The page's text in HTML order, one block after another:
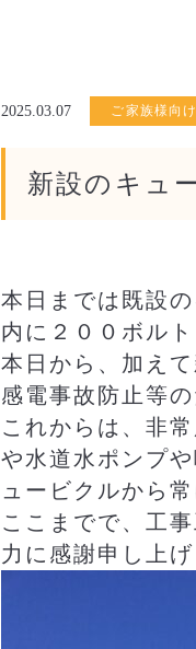
2025.03.07 ご家族様向け
新設のキュ
本日までは既設
内に２００ボル
本日から、加え
感電事故防止等
これからは、非
や水道水ポンプ
ュービクルから
ここまでで、工
力に感謝申し上げ